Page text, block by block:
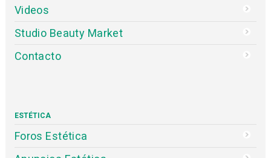
Videos
Studio Beauty Market
Contacto
ESTÉTICA
Foros Estética